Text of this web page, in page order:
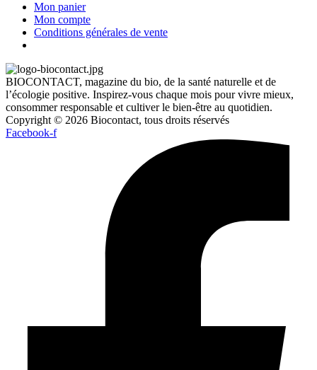
Mon panier
Mon compte
Conditions générales de vente
BIOCONTACT, magazine du bio, de la santé naturelle et de
l’écologie positive. Inspirez-vous chaque mois pour vivre mieux,
consommer responsable et cultiver le bien-être au quotidien.
Copyright © 2026 Biocontact, tous droits réservés
Facebook-f